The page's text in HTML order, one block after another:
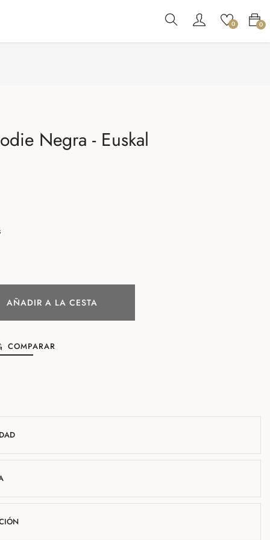
0 0
Negra - Euskal
AÑADIR A LA CESTA
COMPARAR